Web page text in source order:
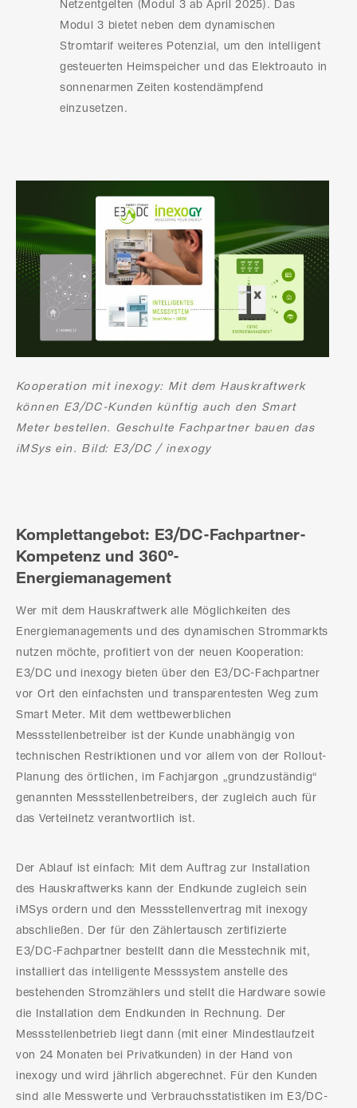
Netzentgelten (Modul 3 ab April 2025). Das
Modul 3 bietet neben dem dynamischen
Stromtarif weiteres Potenzial, um den intelligent
gesteuerten Heimspeicher und das Elektroauto in
sonnenarmen Zeiten kostendämpfend
einzusetzen.
Kooperation mit inexogy: Mit dem Hauskraftwerk
können E3/DC-Kunden künftig auch den Smart
Meter bestellen. Geschulte Fachpartner bauen das
iMSys ein. Bild: E3/DC / inexogy
Komplettangebot: E3/DC-Fachpartner-
Kompetenz und 360°-
Energiemanagement
Wer mit dem Hauskraftwerk alle Möglichkeiten des
Energiemanagements und des dynamischen Strommarkts
nutzen möchte, profitiert von der neuen Kooperation:
E3/DC und inexogy bieten über den E3/DC-Fachpartner
vor Ort den einfachsten und transparentesten Weg zum
Smart Meter. Mit dem wettbewerblichen
Messstellenbetreiber ist der Kunde unabhängig von
technischen Restriktionen und vor allem von der Rollout-
Planung des örtlichen, im Fachjargon „grundzuständig“
genannten Messstellenbetreibers, der zugleich auch für
das Verteilnetz verantwortlich ist.
Der Ablauf ist einfach: Mit dem Auftrag zur Installation
des Hauskraftwerks kann der Endkunde zugleich sein
iMSys ordern und den Messstellenvertrag mit inexogy
abschließen. Der für den Zählertausch zertifizierte
E3/DC-Fachpartner bestellt dann die Messtechnik mit,
installiert das intelligente Messsystem anstelle des
bestehenden Stromzählers und stellt die Hardware sowie
die Installation dem Endkunden in Rechnung. Der
Messstellenbetrieb liegt dann (mit einer Mindestlaufzeit
von 24 Monaten bei Privatkunden) in der Hand von
inexogy und wird jährlich abgerechnet. Für den Kunden
sind alle Messwerte und Verbrauchsstatistiken im E3/DC-